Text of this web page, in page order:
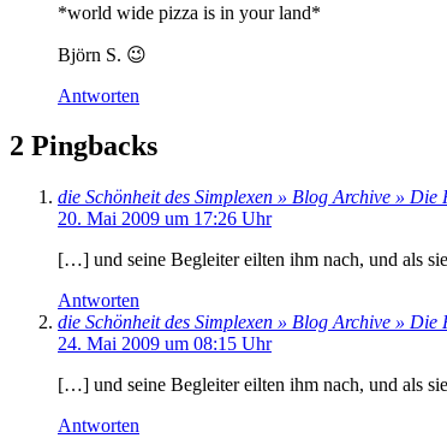
*world wide pizza is in your land*
Björn S. 😉
Antworten
2 Pingbacks
die Schönheit des Simplexen » Blog Archive »
20. Mai 2009 um 17:26 Uhr
[…] und seine Begleiter eilten ihm nach, und als
Antworten
die Schönheit des Simplexen » Blog Archive »
24. Mai 2009 um 08:15 Uhr
[…] und seine Begleiter eilten ihm nach, und als
Antworten